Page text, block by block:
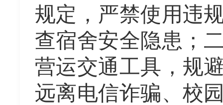
规定，严禁使用违
查宿舍安全隐患；
营运交通工具，规
远离电信诈骗、校